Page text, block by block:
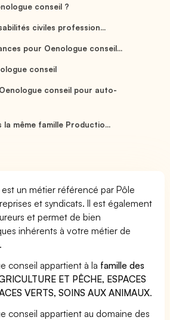
conseil ?
civiles profession...
pour Oenologue conseil...
conseil
conseil pour auto-
même famille Productio...
un métier référencé par Pôle
et syndicats. Il est également
et permet de bien
inhérents à votre métier de
conseil appartient à la famille des
ET PÊCHE, ESPACES
VERTS, SOINS AUX ANIMAUX.
conseil appartient au domaine des